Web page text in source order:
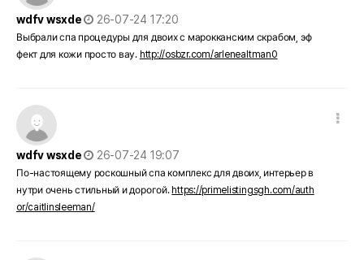
wdfv wsxde
작성일
26-07-24 17:20
Выбрали спа процедуры для двоих с марокканским скрабом, эф
фект для кожи просто вау. http://osbzr.com/arlenealtman0
wdfv wsxde
작성일
26-07-24 19:07
По-настоящему роскошный спа комплекс для двоих, интерьер в
нутри очень стильный и дорогой. https://primelistingsgh.com/auth
or/caitlinsleeman/